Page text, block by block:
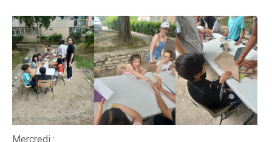
Mercredi :